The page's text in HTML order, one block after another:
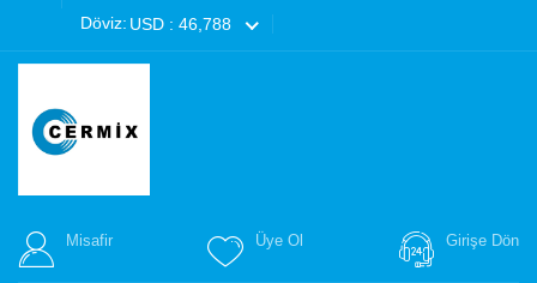
Döviz: USD : 46,788
Misafir Üye Ol Girişe Dön